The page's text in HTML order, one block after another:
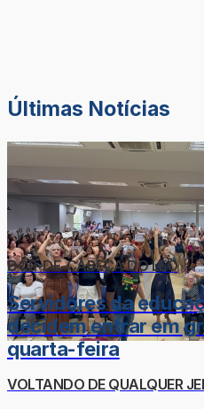
Últimas Notícias
DOR-DE-CABEÇA DO LÉO
Servidores da
decidem entrar em
quarta-feira
VOLTANDO DE QUALQUER